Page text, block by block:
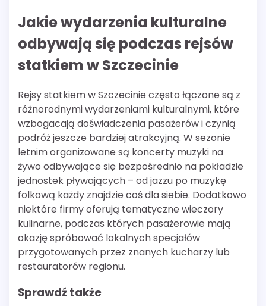
Jakie wydarzenia kulturalne
odbywają się podczas rejsów
statkiem w Szczecinie
Rejsy statkiem w Szczecinie często łączone są z
różnorodnymi wydarzeniami kulturalnymi, które
wzbogacają doświadczenia pasażerów i czynią
podróż jeszcze bardziej atrakcyjną. W sezonie
letnim organizowane są koncerty muzyki na
żywo odbywające się bezpośrednio na pokładzie
jednostek pływających – od jazzu po muzykę
folkową każdy znajdzie coś dla siebie. Dodatkowo
niektóre firmy oferują tematyczne wieczory
kulinarne, podczas których pasażerowie mają
okazję spróbować lokalnych specjałów
przygotowanych przez znanych kucharzy lub
restauratorów regionu.
Sprawdź także